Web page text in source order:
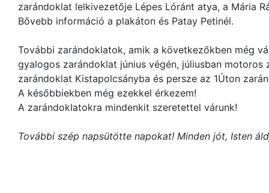
zarándoklat lelkivezetője Lépes Lóránt atya, a Mária
Bővebb információ a plakáton és Patay Petinél.
További zarándoklatok, amik a következőkben még
gyalogos zarándoklat június végén, júliusban
zarándoklat Kistapolcsányba és persze az 1Úton
A későbbiekben még ezekkel érkezem!
A zarándoklatokra mindenkit szeretettel várunk!
További szép napsütötte napokat! Minden jót, Isten